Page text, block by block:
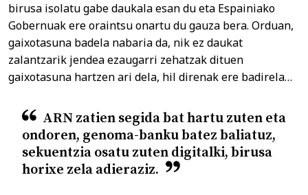
birusa isolatu gabe daukala esan du eta Espainiako
Gobernuak ere oraintsu onartu du gauza bera. Orduan,
gaixotasuna badela nabaria da, nik ez daukat
zalantzarik jendea ezaugarri zehatzak dituen
gaixotasuna hartzen ari dela, hil direnak ere badirela…
ARN zatien segida bat hartu zuten eta
ondoren, genoma-banku batez baliatuz,
sekuentzia osatu zuten digitalki, birusa
horixe zela adieraziz.